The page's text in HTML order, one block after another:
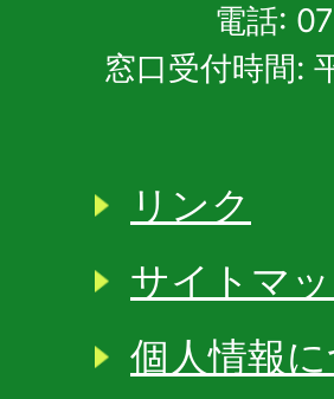
電話:
窓口受付時間:
リンク
サイトマ
個人情報